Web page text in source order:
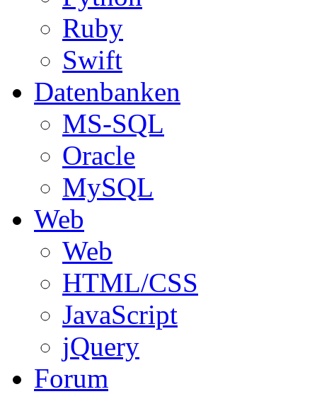
Ruby
Swift
Datenbanken
MS-SQL
Oracle
MySQL
Web
Web
HTML/CSS
JavaScript
jQuery
Forum